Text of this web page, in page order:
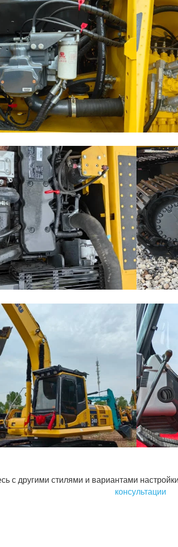
с другими стилями и вариантами
консультации